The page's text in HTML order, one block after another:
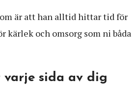
är att han alltid hittar tid för
kärlek och omsorg som ni båda
varje sida av dig